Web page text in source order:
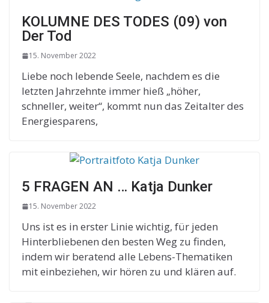
KOLUMNE DES TODES (09) von
Der Tod
15. November 2022
Liebe noch lebende Seele, nachdem es die
letzten Jahrzehnte immer hieß „höher,
schneller, weiter“, kommt nun das Zeitalter des
Energiesparens,
5 FRAGEN AN … Katja Dunker
15. November 2022
Uns ist es in erster Linie wichtig, für jeden
Hinterbliebenen den besten Weg zu finden,
indem wir beratend alle Lebens-Thematiken
mit einbeziehen, wir hören zu und klären auf.